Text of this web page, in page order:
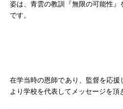
姿は、青雲の教訓『無限の可能性』
です。
在学当時の恩師であり、監督を応
より学校を代表してメッセージを頂